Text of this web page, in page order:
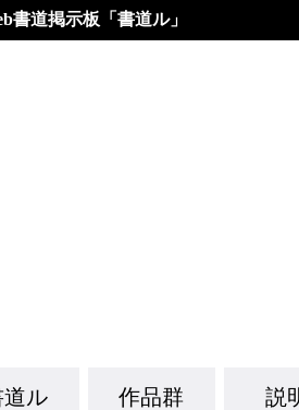
書道掲示板「書道ル」
道ル 作品群 説